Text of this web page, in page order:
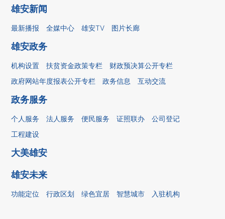
雄安新闻
最新播报 全媒中心 雄安TV 图片长廊
雄安政务
机构设置 扶贫资金政策专栏
财政预决算公开专栏
政府网站年度报表公开专栏
政务信息 互动交流
政务服务
个人服务 法人服务 便民服务 证照联办
公司登记
工程建设
大美雄安
雄安未来
功能定位 行政区划 绿色宜居 智慧城市 入驻机构